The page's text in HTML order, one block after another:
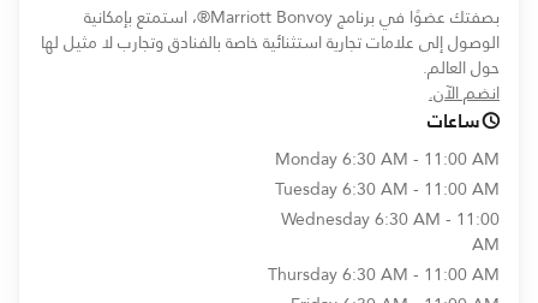
بصفتك عضوًا في برنامج Marriott Bonvoy®، استمتع بإمكانية
الوصول إلى علامات تجارية استثنائية خاصة بالفنادق وتجارب لا مثيل لها
حول العالم.
انضم الآن.
ساعات
Monday6:30 AM - 11:00 AM
Tuesday6:30 AM - 11:00 AM
Wednesday6:30 AM - 11:00
AM
Thursday6:30 AM - 11:00 AM